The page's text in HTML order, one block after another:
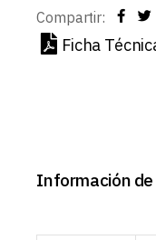
Compartir:
Ficha
Información